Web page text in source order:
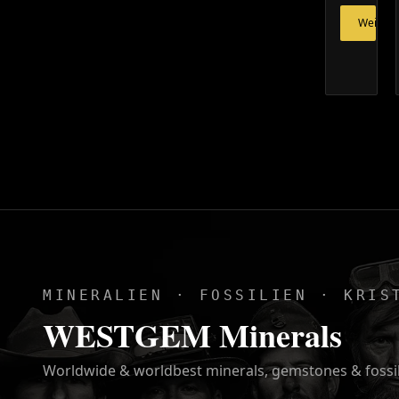
MINERALIEN · FOSSILIEN ·
WESTGEM Minerals
Worldwide & worldbest minerals, gemstones &